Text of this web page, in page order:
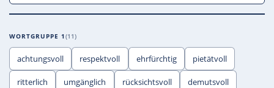
WORTGRUPPE 1 11
achtungsvoll respektvoll ehrfürchtig pietätvoll
ritterlich umgänglich rücksichtsvoll demutsvoll